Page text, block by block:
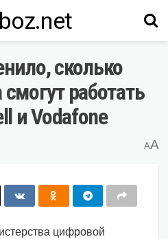
сколько
смогут работать
и Vodafone
AA
цифровой